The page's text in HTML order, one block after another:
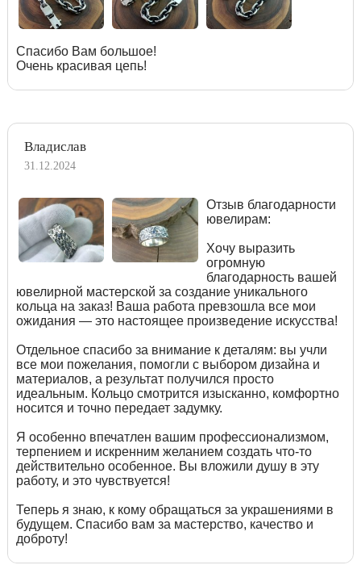
Спасибо Вам большое!
Очень красивая цепь!
Владислав
31.12.2024
Отзыв благодарности
ювелирам:
Хочу выразить
огромную
благодарность вашей
ювелирной мастерской за создание уникального
кольца на заказ! Ваша работа превзошла все мои
ожидания — это настоящее произведение искусства!
Отдельное спасибо за внимание к деталям: вы учли
все мои пожелания, помогли с выбором дизайна и
материалов, а результат получился просто
идеальным. Кольцо смотрится изысканно, комфортно
носится и точно передает задумку.
Я особенно впечатлен вашим профессионализмом,
терпением и искренним желанием создать что-то
действительно особенное. Вы вложили душу в эту
работу, и это чувствуется!
Теперь я знаю, к кому обращаться за украшениями в
будущем. Спасибо вам за мастерство, качество и
доброту!